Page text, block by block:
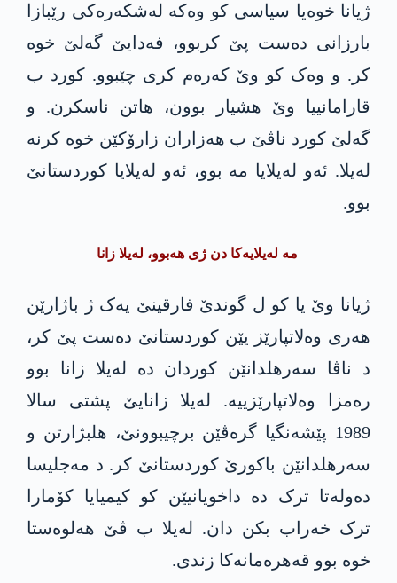
ژیانا خوەیا سیاسی کو وەکە لەشکەرەکی رێبازا
بارزانی دەست پێ کربوو، فەدایێ گەلێ خوە
کر. و وەک کو وێ کەرەم کری چێبوو. کورد ب
قارامانییا وێ هشیار بوون، ھاتن ناسکرن. و
گەلێ کورد ناڤێ ب ھەزاران زارۆکێن خوە کرنە
لەیلا. ئەو لەیلایا مە بوو، ئەو لەیلایا کوردستانێ
بوو.
مە لەیلایەکا دن ژی ھەبوو، لەیلا زانا
ژیانا وێ یا کو ل گوندێ فارقینێ یەک ژ باژارێن
ھەری وەلاتپارێز یێن کوردستانێ دەست پێ کر،
د ناڤا سەرھلدانێن کوردان دە لەیلا زانا بوو
رەمزا وەلاتپارێزییە. لەیلا زانایێ پشتی سالا
1989 پێشەنگیا گرەڤێن برچیبوونێ، ھلبژارتن و
سەرھلدانێن باکورێ کوردستانێ کر. د مەجلیسا
دەولەتا ترک دە داخویانیێن کو کیمیایا کۆمارا
ترک خەراب بکن دان. لەیلا ب ڤێ ھەلوەستا
خوە بوو قەهرەمانەکا زندی.